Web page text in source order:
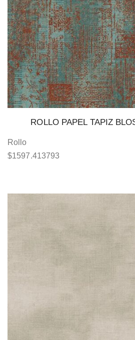
ROLLO PAPEL TAPIZ
Rollo
$1597.413793